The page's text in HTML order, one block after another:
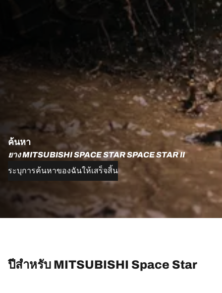
ค้นหา
ยาง MITSUBISHI SPACE STAR SPACE STAR II
ระบุการค้นหาของฉันให้เสร็จสิ้น
ปีสำหรับ MITSUBISHI Space Star